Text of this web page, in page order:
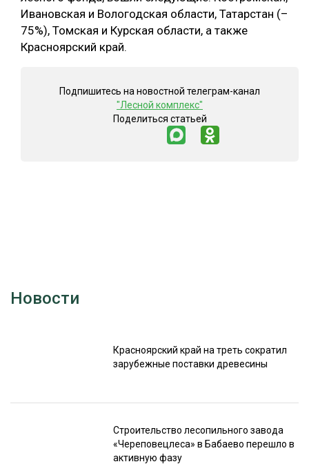
Ивановская и Вологодская области, Татарстан (–
75%), Томская и Курская области, а также
Красноярский край.
Подпишитесь на новостной телеграм-канал
"Лесной комплекс"
Поделиться статьей
Новости
Красноярский край на треть сократил
зарубежные поставки древесины
Строительство лесопильного завода
«Череповецлеса» в Бабаево перешло в
активную фазу